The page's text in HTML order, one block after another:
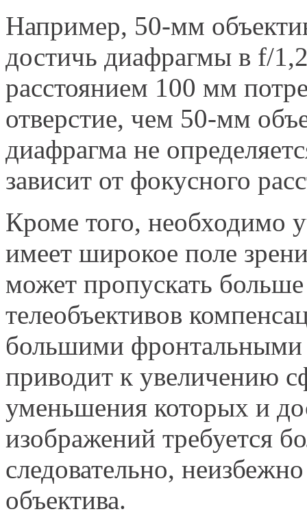
Например, 50-мм
достичь диафрагмы в f/
расстоянием 100 мм
отверстие, чем 50-мм
диафрагма не
зависит от фокусного
Кроме того, необходимо
имеет широкое поле
может пропускать
телеобъективов
большими фронтальными
приводит к увеличению
уменьшения которых и
изображений требуется
следовательно,
объектива.